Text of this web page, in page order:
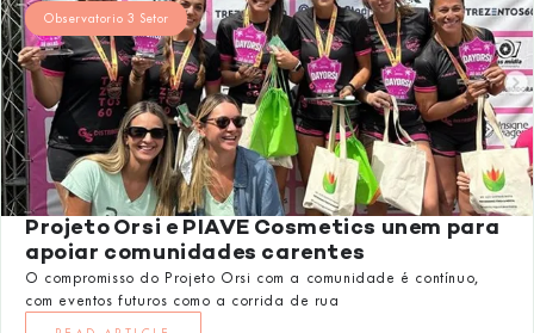
Observatorio 3 Setor
Projeto Orsi e PIAVE Cosmetics unem para
apoiar comunidades carentes
O compromisso do Projeto Orsi com a comunidade é contínuo,
com eventos futuros como a corrida de rua